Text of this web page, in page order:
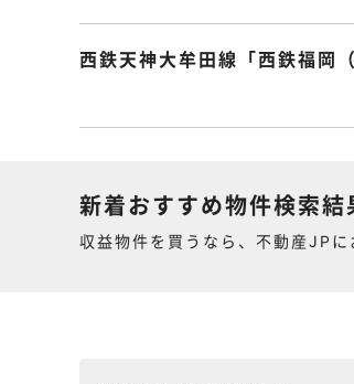
西鉄天神大牟田線「西鉄福岡
新着おすすめ物件検索結
収益物件を買うなら、不動産JP